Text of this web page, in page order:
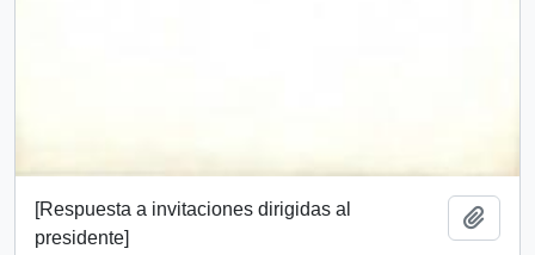
[Respuesta a invitaciones dirigidas al
presidente]